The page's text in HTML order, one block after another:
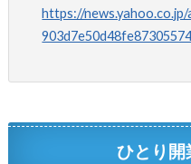
https://
ひとり開